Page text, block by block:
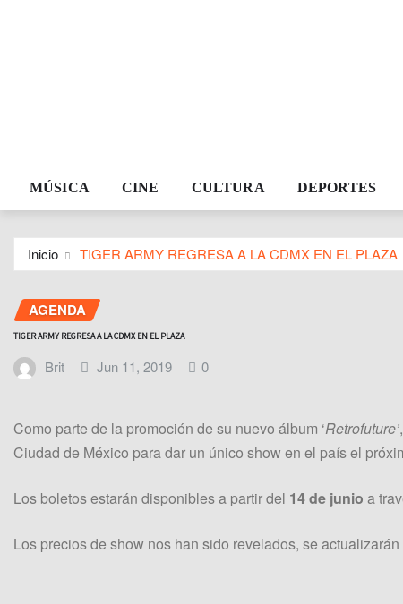
MÚSICA CINE CULTURA DEPORTES
Inicio TIGER ARMY REGRESA A LA CDMX EN EL PLAZA
AGENDA
TIGER ARMY REGRESA A LA CDMX EN EL PLAZA
Brit Jun 11, 2019 0
Como parte de la promoción de su nuevo álbum ‘Retrofuture’
Ciudad de México para dar un único show en el país el
Los boletos estarán disponibles a partir del 14 de junio a
Los precios de show nos han sido revelados, se actualizarán